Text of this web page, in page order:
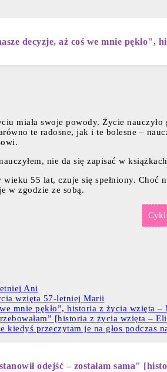
decyzje, aż coś we mnie pękło",
miała swoje powody. Życie
te radosne, jak i te bolesne –
nie da się zapisać w
55 lat, czuje się spełniony.
w zgodzie ze sobą.
Cykl
Ani
wzięta 57-letniej Marii
mnie pękło”, historia z życia wzięta
[historia z życia wzięta –
kiedyś przeczytam je na głos
odejść – zostałam sama"